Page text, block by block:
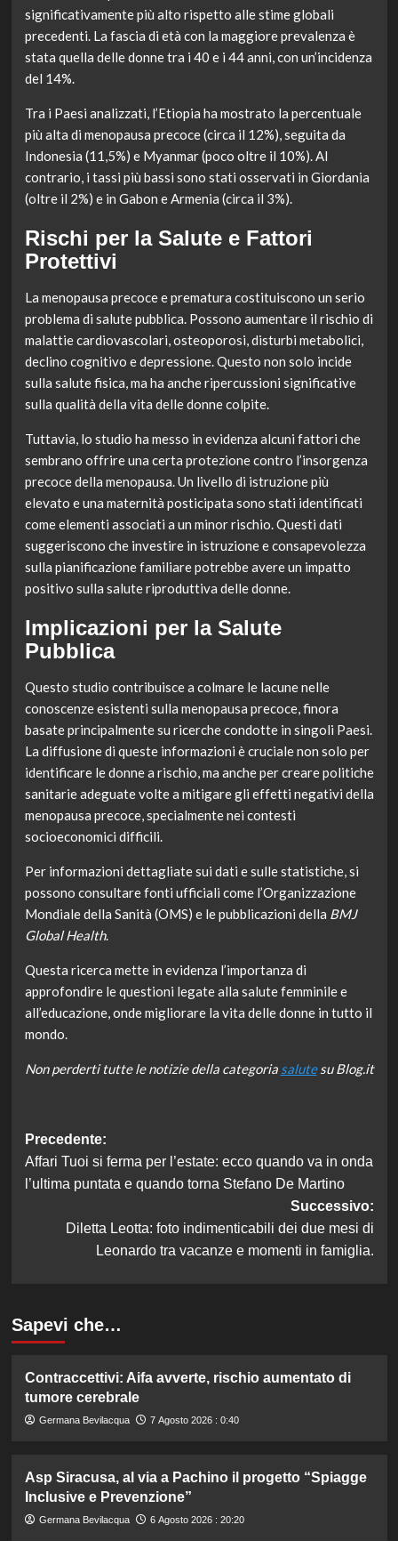
significativamente più alto rispetto alle stime globali
precedenti. La fascia di età con la maggiore prevalenza è
stata quella delle donne tra i 40 e i 44 anni, con un’incidenza
del 14%.
Tra i Paesi analizzati, l’Etiopia ha mostrato la percentuale
più alta di menopausa precoce (circa il 12%), seguita da
Indonesia (11,5%) e Myanmar (poco oltre il 10%). Al
contrario, i tassi più bassi sono stati osservati in Giordania
(oltre il 2%) e in Gabon e Armenia (circa il 3%).
Rischi per la Salute e Fattori
Protettivi
La menopausa precoce e prematura costituiscono un serio
problema di salute pubblica. Possono aumentare il rischio di
malattie cardiovascolari, osteoporosi, disturbi metabolici,
declino cognitivo e depressione. Questo non solo incide
sulla salute fisica, ma ha anche ripercussioni significative
sulla qualità della vita delle donne colpite.
Tuttavia, lo studio ha messo in evidenza alcuni fattori che
sembrano offrire una certa protezione contro l’insorgenza
precoce della menopausa. Un livello di istruzione più
elevato e una maternità posticipata sono stati identificati
come elementi associati a un minor rischio. Questi dati
suggeriscono che investire in istruzione e consapevolezza
sulla pianificazione familiare potrebbe avere un impatto
positivo sulla salute riproduttiva delle donne.
Implicazioni per la Salute
Pubblica
Questo studio contribuisce a colmare le lacune nelle
conoscenze esistenti sulla menopausa precoce, finora
basate principalmente su ricerche condotte in singoli Paesi.
La diffusione di queste informazioni è cruciale non solo per
identificare le donne a rischio, ma anche per creare politiche
sanitarie adeguate volte a mitigare gli effetti negativi della
menopausa precoce, specialmente nei contesti
socioeconomici difficili.
Per informazioni dettagliate sui dati e sulle statistiche, si
possono consultare fonti ufficiali come l’Organizzazione
Mondiale della Sanità (OMS) e le pubblicazioni della BMJ
Global Health.
Questa ricerca mette in evidenza l’importanza di
approfondire le questioni legate alla salute femminile e
all’educazione, onde migliorare la vita delle donne in tutto il
mondo.
Non perderti tutte le notizie della categoria salutesu Blog.it
Navigazione
articolo
Precedente:
Affari Tuoi si ferma per l’estate: ecco quando va in onda
l’ultima puntata e quando torna Stefano De Martino
Successivo:
Diletta Leotta: foto indimenticabili dei due mesi di
Leonardo tra vacanze e momenti in famiglia.
Sapevi che…
Contraccettivi: Aifa avverte, rischio aumentato di
tumore cerebrale
Germana Bevilacqua 7 Agosto 2026 : 0:40
Asp Siracusa, al via a Pachino il progetto “Spiagge
Inclusive e Prevenzione”
Germana Bevilacqua 6 Agosto 2026 : 20:20